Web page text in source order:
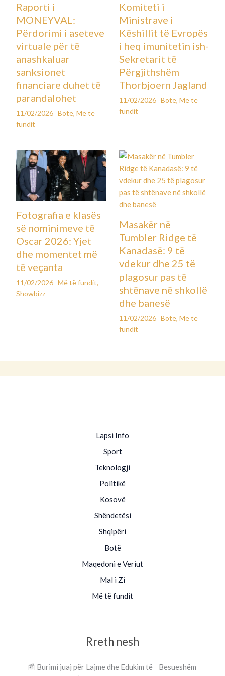
Raporti i
MONEYVAL:
Përdorimi i aseteve
virtuale për të
anashkaluar
sanksionet
financiare duhet të
parandalohet
11/02/2026 Botë,Më të
fundit
Komiteti i
Ministrave i
Këshillit të Evropës
i heq imunitetin ish-
Sekretarit të
Përgjithshëm
Thorbjoern Jagland
11/02/2026 Botë, Më të
fundit
Fotografia e klasës
së nominimeve të
Oscar 2026: Yjet
dhe momentet më
të veçanta
11/02/2026 Më të fundit,
Showbizz
Masakër në
Tumbler Ridge të
Kanadasë: 9 të
vdekur dhe 25 të
plagosur pas të
shtënave në shkollë
dhe banesë
11/02/2026 Botë, Më të
fundit
Lapsi Info
Sport
Teknologji
Politikë
Kosovë
Shëndetësi
Shqipëri
Botë
Maqedoni e Veriut
Mal i Zi
Më të fundit
Rreth nesh
📰 Burimi juaj për Lajme dhe Edukim të Besueshëm